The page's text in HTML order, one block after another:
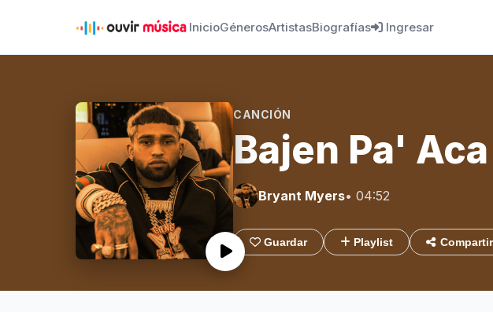
InicioGénerosArtistasBiografías Ingresar
CANCIÓN
Bajen Pa'
Bryant Myers• 04:52
Guardar Playlist Compartir